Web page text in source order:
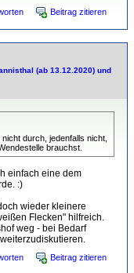
Beitrag zitieren
(ab 13.12.2020) und
durch, jedenfalls nicht,
brauchst.
einfach eine dem
:)
wieder kleinere
Flecken" hilfreich.
weg - bei Bedarf
Beitrag zitieren